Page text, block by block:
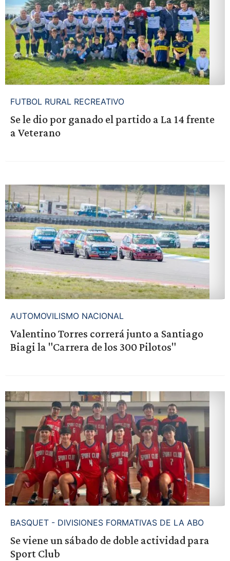
FUTBOL RURAL RECREATIVO
Se le dio por ganado el partido a La 14 frente
a Veterano
AUTOMOVILISMO NACIONAL
Valentino Torres correrá junto a Santiago
Biagi la "Carrera de los 300 Pilotos"
BASQUET - DIVISIONES FORMATIVAS DE LA ABO
Se viene un sábado de doble actividad para
Sport Club